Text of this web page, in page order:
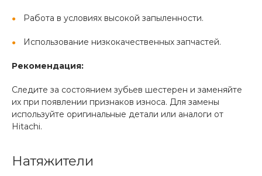
Работа в условиях высокой запыленности.
Использование низкокачественных запчастей.
Рекомендация:
Следите за состоянием зубьев шестерен и заменяйте
их при появлении признаков износа. Для замены
используйте оригинальные детали или аналоги от
Hitachi.
Натяжители